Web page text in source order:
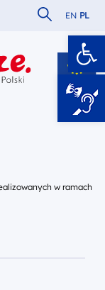
Szukaj w
EN PL
w ramach